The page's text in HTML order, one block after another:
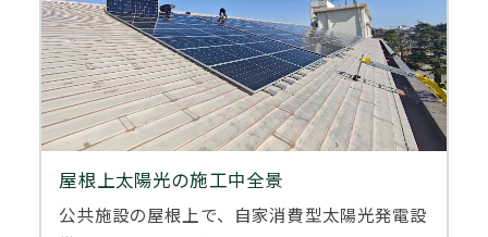
屋根上太陽光の施工中全景
公共施設の屋根上で、自家消費型太陽光発電設